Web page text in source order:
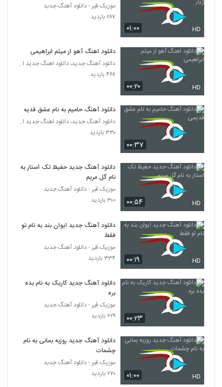
338
Safari Parvaz)
۴۶۳ بازدید
دانلود آهنگ مسعود صفری دیوونگی
340
آهنگ مسعود پهلوان بنام سلوگن
آهنگ شب یلدا از محمد مولایی(پاپ)
۴۵۷ بازدید
دانلود آهنگ فرامرز آران عشق اولسون
343
هیرو بند آهنگ برگرد
۵۱۷ بازدید
دانلود آهنگ ای جان از اشکان طلایی
۵۲۱ بازدید
دانلود آهنگ چتر از پیام مقامی
346
۹۳۷ بازدید
347
آهنگ مازیار بیگی بنام آغلامایا وقتیم یوخ
۴۳۶ بازدید
۰۱:۰۰ HD
موزیک قیر - دانلود آهنگ جدبد
۲۸۷ بازدید
۰۰:۲۰ HD
دانلود اهنگ آهو از میثم ابراهیمی
دانلود آهنگ جدید، دانلود اهنگ جدید ایرانی
۴۶۸ بازدید
۰۰:۳۷
دانلود آهنگ حامیم به نام عشق قدیمی
دانلود آهنگ جدید، دانلود اهنگ جدید ایرانی
۳۳۰ بازدید
۰۰:۵۴ HD
دانلود آهنگ جدید حفیظ تک استار به
نام گل مریم
موزیک قیر - دانلود آهنگ جدبد
۳۰۰ بازدید
۰۰:۱۹ HD
دانلود آهنگ جدید ایوان بند به نام تو
فقط
موزیک قیر - دانلود آهنگ جدبد
۳۳۴ بازدید
۰۰:۲۳
دانلود آهنگ جدید کاریک به نام بده
بره
موزیک قیر - دانلود آهنگ جدبد
۲۲۹ بازدید
۰۱:۰۰ HD
دانلود آهنگ جدید روزبه بمانی به نام
چشمات
موزیک قیر - دانلود آهنگ جدبد
۲۷۰ بازدید